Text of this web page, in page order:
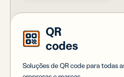
QR
codes
Soluções de QR code para todas